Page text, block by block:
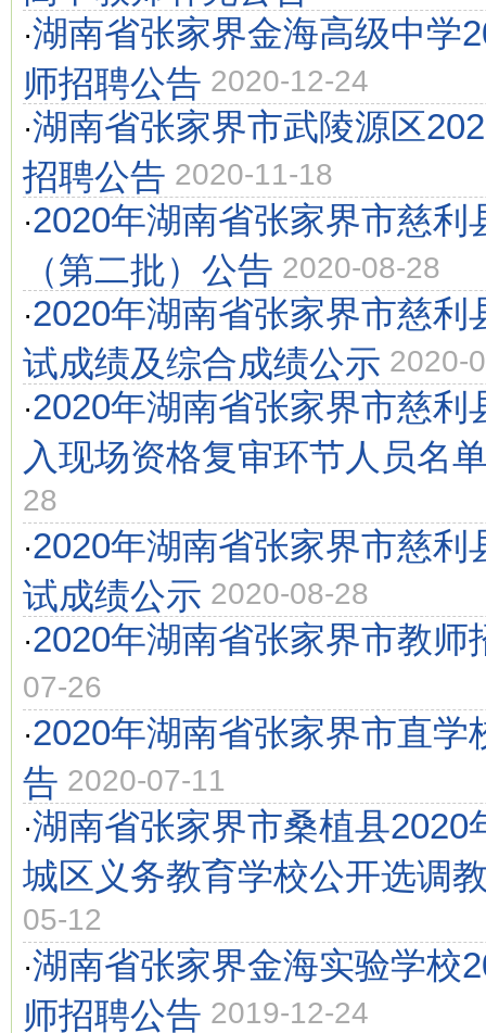
·湖南省张家界金海高级中学
师招聘公告 2020-12-24
·湖南省张家界市武陵源区
招聘公告 2020-11-18
·2020年湖南省张家界市慈利
（第二批）公告 2020-08-28
·2020年湖南省张家界市慈利
试成绩及综合成绩公示 2020-
·2020年湖南省张家界市慈利
入现场资格复审环节人员名
28
·2020年湖南省张家界市慈利
试成绩公示 2020-08-28
·2020年湖南省张家界市教师
07-26
·2020年湖南省张家界市直学
告 2020-07-11
·湖南省张家界市桑植县2020
城区义务教育学校公开选调
05-12
·湖南省张家界金海实验学校
师招聘公告 2019-12-24